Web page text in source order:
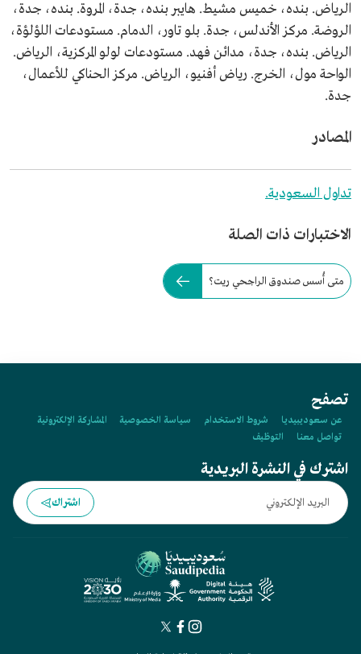
الرياض. بنده، خميس مشيط. هايبر بنده، جدة، المروة. بنده، جدة،
الروضة. مركز الأندلس، جدة. بلو تاور، الدمام. مستودعات اللؤلؤة،
الرياض. بنده، جدة، مدائن فهد. مستودعات لولو المركزية، الرياض.
الواحة مول، الخرج. رياض أفنيو، الرياض. مركز الحناكي للأعمال،
جدة.
المصادر
تداول السعودية.
الاختبارات ذات الصلة
متى أُسس صندوق الراجحي ريت؟
تصفح
عن سعوديبيديا شروط الاستخدام سياسة الخصوصية
المشاركة الإلكترونية
تواصل معنا
التوظيف
اشترك في النشرة البريدية
اشتراك